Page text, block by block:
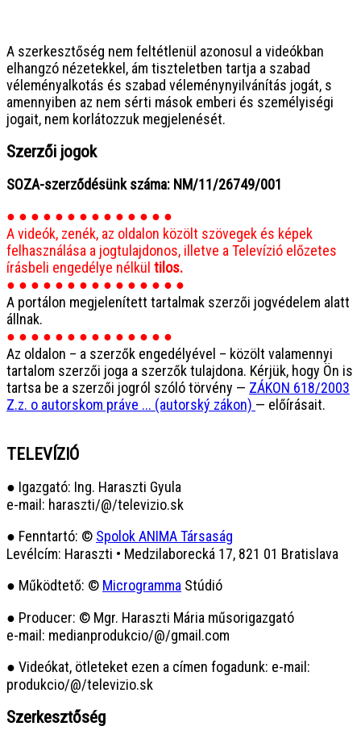
A szerkesztőség nem feltétlenül azonosul a videókban
elhangzó nézetekkel, ám tiszteletben tartja a szabad
véleményalkotás és szabad véleménynyilvánítás jogát, s
amennyiben az nem sérti mások emberi és személyiségi
jogait, nem korlátozzuk megjelenését.
Szerzői jogok
SOZA-szerződésünk száma: NM/11/26749/001
● ● ● ● ● ● ● ● ● ● ● ● ● ●
A videók, zenék, az oldalon közölt szövegek és képek
felhasználása a jogtulajdonos, illetve a Televízió előzetes
írásbeli engedélye nélkül tilos.
● ● ● ● ● ● ● ● ● ● ● ● ● ● ●
A portálon megjelenített tartalmak szerzői jogvédelem alatt
állnak.
● ● ● ● ● ● ● ● ● ● ● ● ● ●
Az oldalon – a szerzők engedélyével – közölt valamennyi
tartalom szerzői joga a szerzők tulajdona. Kérjük, hogy Ön is
tartsa be a szerzői jogról szóló törvény — ZÁKON 618/2003
Z.z. o autorskom práve ... (autorský zákon) — előírásait.
TELEVÍZIÓ
● Igazgató: Ing. Haraszti Gyula
e-mail: haraszti/@/televizio.sk
● Fenntartó: © Spolok ANIMA Társaság
Levélcím: Haraszti • Medzilaborecká 17, 821 01 Bratislava
● Működtető: © Microgramma Stúdió
● Producer: © Mgr. Haraszti Mária műsorigazgató
e-mail: medianprodukcio/@/gmail.com
● Videókat, ötleteket ezen a címen fogadunk: e-mail:
produkcio/@/televizio.sk
Szerkesztőség